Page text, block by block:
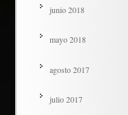
junio 2018
mayo 2018
agosto 2017
julio 2017